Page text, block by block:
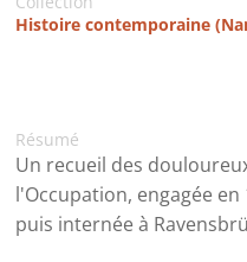
Histoire contemporaine
Résumé
Un recueil des
l'Occupation, engagée
puis internée à